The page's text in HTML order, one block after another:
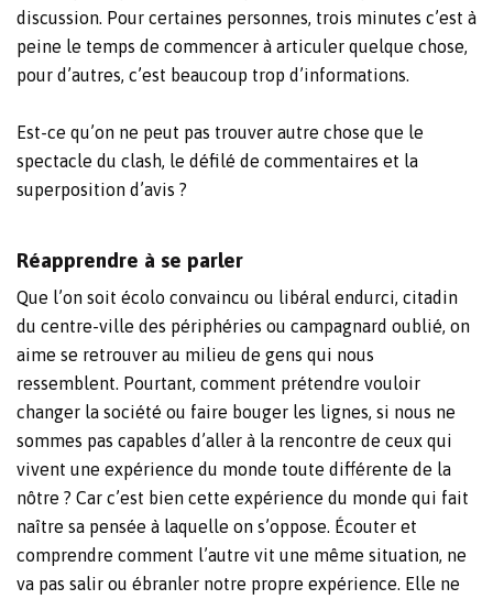
discussion. Pour certaines personnes, trois minutes c’est à
peine le temps de commencer à articuler quelque chose,
pour d’autres, c’est beaucoup trop d’informations.
Est-ce qu’on ne peut pas trouver autre chose que le
spectacle du clash, le défilé de commentaires et la
superposition d’avis ?
Réapprendre à se parler
Que l’on soit écolo convaincu ou libéral endurci, citadin
du centre-ville des périphéries ou campagnard oublié, on
aime se retrouver au milieu de gens qui nous
ressemblent. Pourtant, comment prétendre vouloir
changer la société ou faire bouger les lignes, si nous ne
sommes pas capables d’aller à la rencontre de ceux qui
vivent une expérience du monde toute différente de la
nôtre ? Car c’est bien cette expérience du monde qui fait
naître sa pensée à laquelle on s’oppose. Écouter et
comprendre comment l’autre vit une même situation, ne
va pas salir ou ébranler notre propre expérience. Elle ne